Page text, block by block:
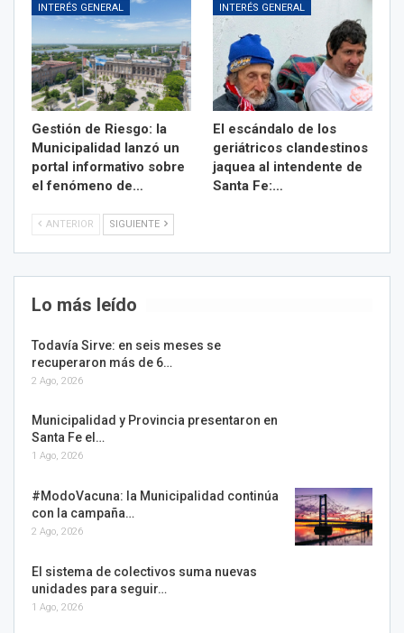
INTERÉS GENERAL
Gestión de Riesgo: la
Municipalidad lanzó un
portal informativo sobre
el fenómeno de…
INTERÉS GENERAL
El escándalo de los
geriátricos clandestinos
jaquea al intendente de
Santa Fe:…
ANTERIOR SIGUIENTE
Lo más leído
Todavía Sirve: en seis meses se
recuperaron más de 6…
2 Ago, 2026
Municipalidad y Provincia presentaron en
Santa Fe el…
1 Ago, 2026
#ModoVacuna: la Municipalidad continúa
con la campaña…
2 Ago, 2026
El sistema de colectivos suma nuevas
unidades para seguir…
1 Ago, 2026